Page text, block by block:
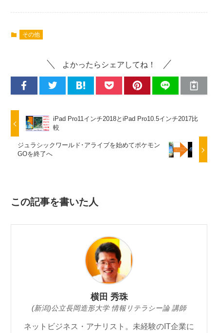
その他
よかったらシェアしてね！
iPad Pro11インチ2018とiPad Pro10.5インチ2017比
較
ジュラシックワールド･アライブを始めてポケモン
GOを終了へ
この記事を書いた人
横田 秀珠
(新潟)公立長岡造形大学 情報リテラシー論 講師
ネットビジネス・アナリスト。未経験のIT企業に